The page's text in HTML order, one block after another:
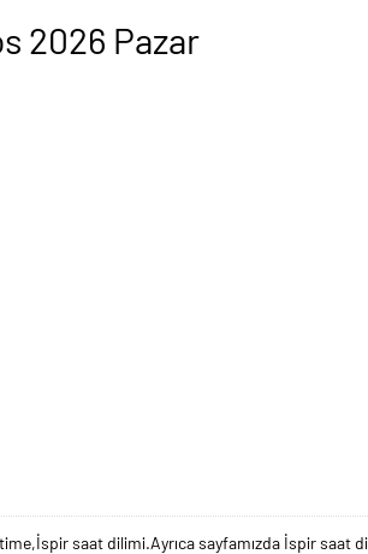
2026 Pazar
saat dilimi.Ayrıca sayfamızda İspir saat